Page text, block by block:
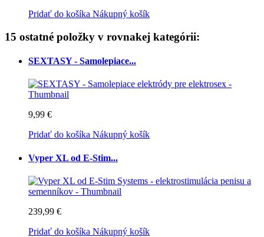
Pridať do košíka Nákupný košík
15 ostatné položky v rovnakej kategórii:
SEXTASY - Samolepiace...
9,99 €
Pridať do košíka Nákupný košík
Vyper XL od E-Stim...
239,99 €
Pridať do košíka Nákupný košík